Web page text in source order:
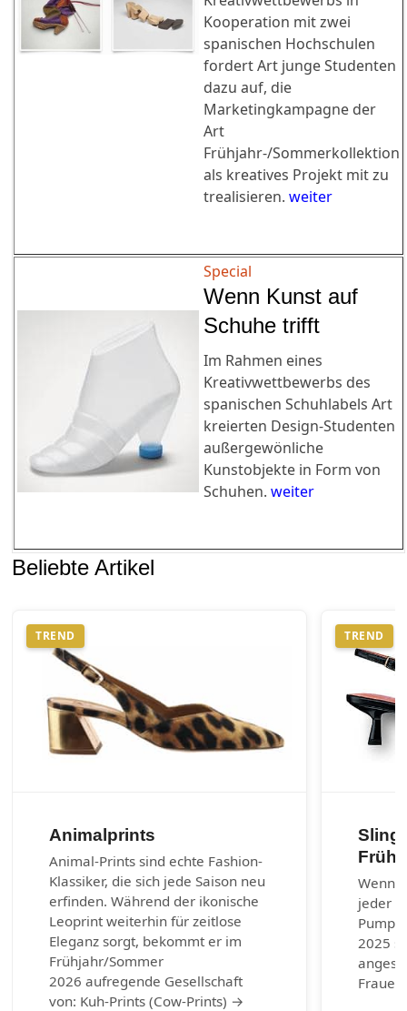
Kooperation mit zwei
spanischen Hochschulen
fordert Art junge Studenten
dazu auf, die
Marketingkampagne der
Art
Frühjahr-/Sommerkollektion
als kreatives Projekt mit zu
trealisieren. weiter
Special
Wenn Kunst auf
Schuhe trifft
Im Rahmen eines
Kreativwettbewerbs des
spanischen Schuhlabels Art
kreierten Design-Studenten
außergewönliche
Kunstobjekte in Form von
Schuhen. weiter
Beliebte Artikel
TREND
Animalprints
Animal-Prints sind echte Fashion-
Klassiker, die sich jede Saison neu
erfinden. Während der ikonische
Leoprint weiterhin für zeitlose
Eleganz sorgt, bekommt er im
Frühjahr/Sommer
2026 aufregende Gesellschaft
von: Kuh-Prints (Cow-Prints) →
TREND
Wenn
jeder
2025